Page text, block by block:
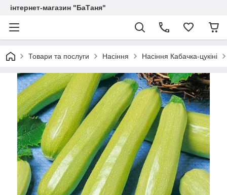
інтернет-магазин "БаТаня"
Товари та послуги Насіння Насіння Кабачка-цукіні